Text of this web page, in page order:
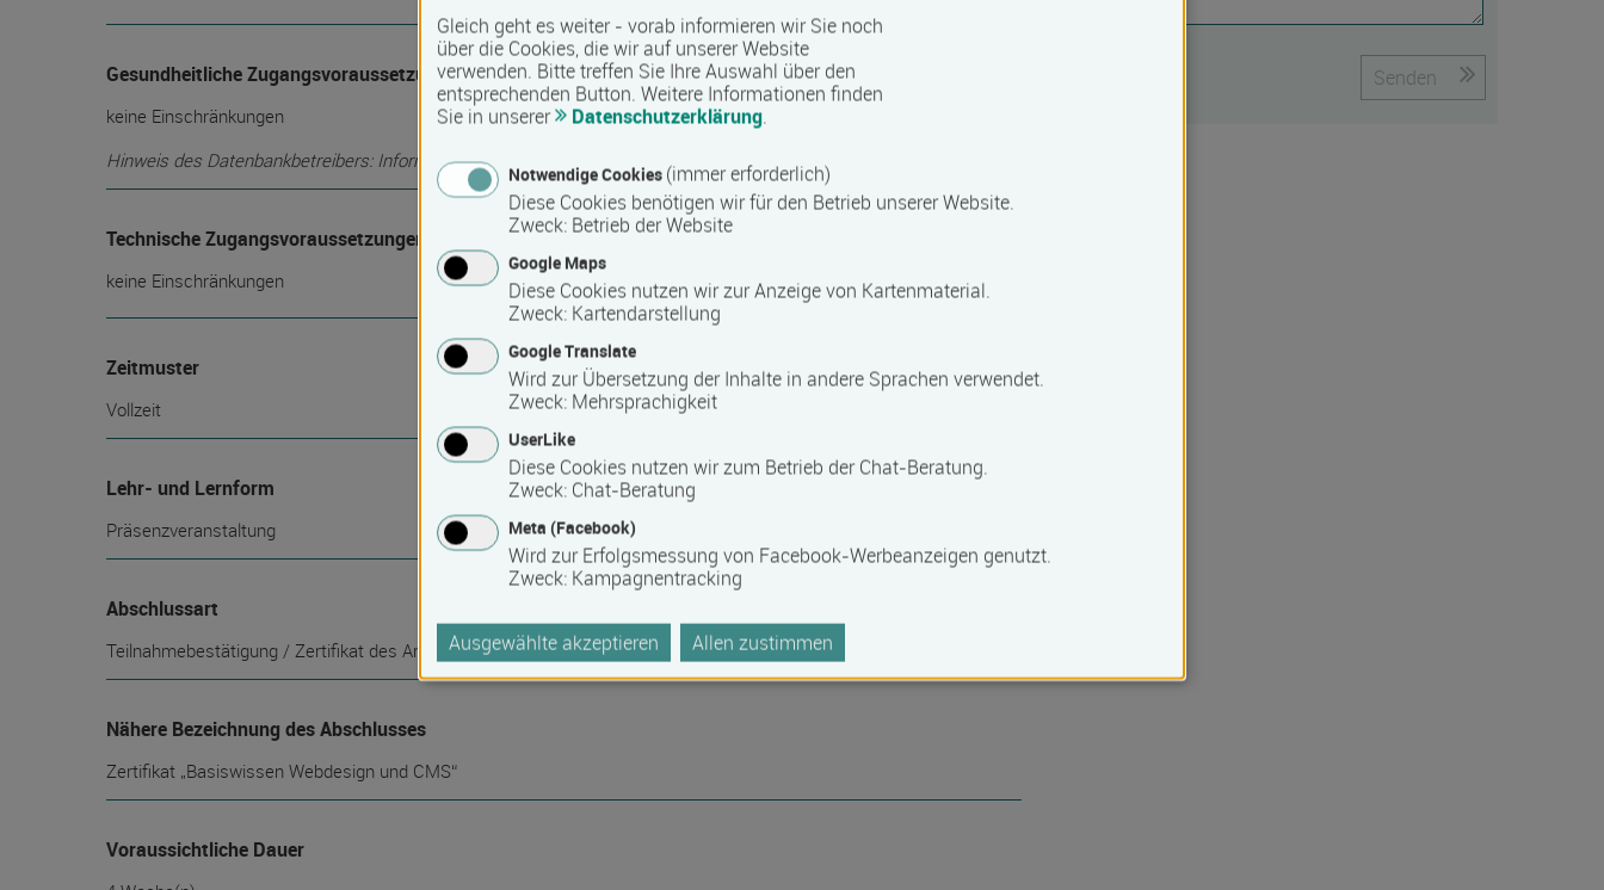
Gesundheitliche Zugangsvoraussetzungen
keine Einschränkungen
Hinweis des Datenbankbetreibers: Informationen über die Barrierefreiheit erfragen Sie bitte beim Anbieter.
Technische Zugangsvoraussetzungen
keine Einschränkungen
Zeitmuster
Vollzeit
Lehr- und Lernform
Präsenzveranstaltung
Abschlussart
Teilnahmebestätigung / Zertifikat des Anbieters
Nähere Bezeichnung des Abschlusses
Zertifikat „Basiswissen Webdesign und CMS“
Voraussichtliche Dauer
Senden
Gleich geht es weiter - vorab informieren wir Sie noch
über die Cookies, die wir auf unserer Website
verwenden. Bitte treffen Sie Ihre Auswahl über den
entsprechenden Button. Weitere Informationen finden
Sie in unserer
Datenschutzerklärung.
Notwendige Cookies (immer erforderlich)
Diese Cookies benötigen wir für den Betrieb unserer Website.
Zweck: Betrieb der Website
Google Maps
Diese Cookies nutzen wir zur Anzeige von Kartenmaterial.
Zweck: Kartendarstellung
Google Translate
Wird zur Übersetzung der Inhalte in andere Sprachen verwendet.
Zweck: Mehrsprachigkeit
UserLike
Diese Cookies nutzen wir zum Betrieb der Chat-Beratung.
Zweck: Chat-Beratung
Meta (Facebook)
Wird zur Erfolgsmessung von Facebook-Werbeanzeigen genutzt.
Zweck: Kampagnentracking
Ausgewählte akzeptieren Allen zustimmen